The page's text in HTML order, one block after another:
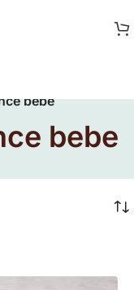
bebe
bebe